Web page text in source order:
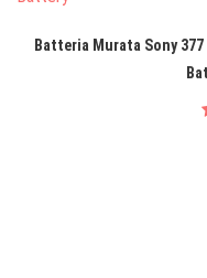
Batteria Murata Sony 377